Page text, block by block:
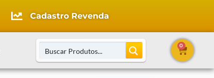
Cadastro Revenda
0